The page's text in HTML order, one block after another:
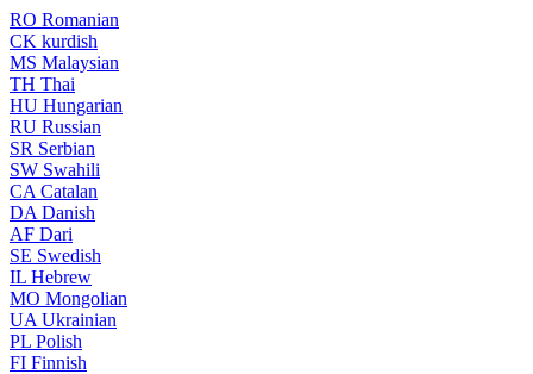
RO Romanian
CK kurdish
MS Malaysian
TH Thai
HU Hungarian
RU Russian
SR Serbian
SW Swahili
CA Catalan
DA Danish
AF Dari
SE Swedish
IL Hebrew
MO Mongolian
UA Ukrainian
PL Polish
FI Finnish